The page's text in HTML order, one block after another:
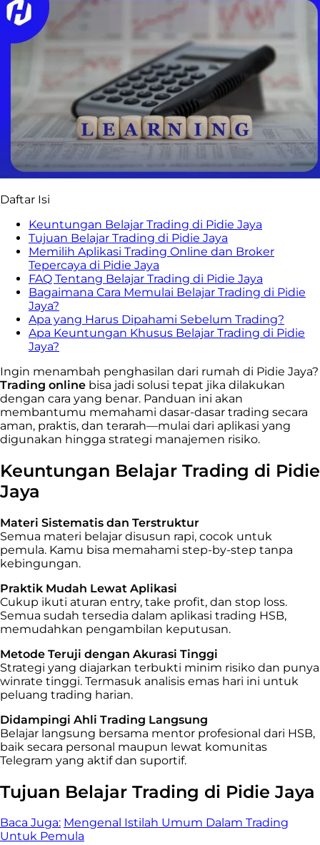
Daftar Isi
Keuntungan Belajar Trading di Pidie Jaya
Tujuan Belajar Trading di Pidie Jaya
Memilih Aplikasi Trading Online dan Broker
Tepercaya di Pidie Jaya
FAQ Tentang Belajar Trading di Pidie Jaya
Bagaimana Cara Memulai Belajar Trading di Pidie
Jaya?
Apa yang Harus Dipahami Sebelum Trading?
Apa Keuntungan Khusus Belajar Trading di Pidie
Jaya?
Ingin menambah penghasilan dari rumah di Pidie Jaya?
Trading online bisa jadi solusi tepat jika dilakukan
dengan cara yang benar. Panduan ini akan
membantumu memahami dasar-dasar trading secara
aman, praktis, dan terarah—mulai dari aplikasi yang
digunakan hingga strategi manajemen risiko.
Keuntungan Belajar Trading di Pidie
Jaya
Materi Sistematis dan Terstruktur
Semua materi belajar disusun rapi, cocok untuk
pemula. Kamu bisa memahami step-by-step tanpa
kebingungan.
Praktik Mudah Lewat Aplikasi
Cukup ikuti aturan entry, take profit, dan stop loss.
Semua sudah tersedia dalam aplikasi trading HSB,
memudahkan pengambilan keputusan.
Metode Teruji dengan Akurasi Tinggi
Strategi yang diajarkan terbukti minim risiko dan punya
winrate tinggi. Termasuk analisis emas hari ini untuk
peluang trading harian.
Didampingi Ahli Trading Langsung
Belajar langsung bersama mentor profesional dari HSB,
baik secara personal maupun lewat komunitas
Telegram yang aktif dan suportif.
Tujuan Belajar Trading di Pidie Jaya
Baca Juga: Mengenal Istilah Umum Dalam Trading
Untuk Pemula